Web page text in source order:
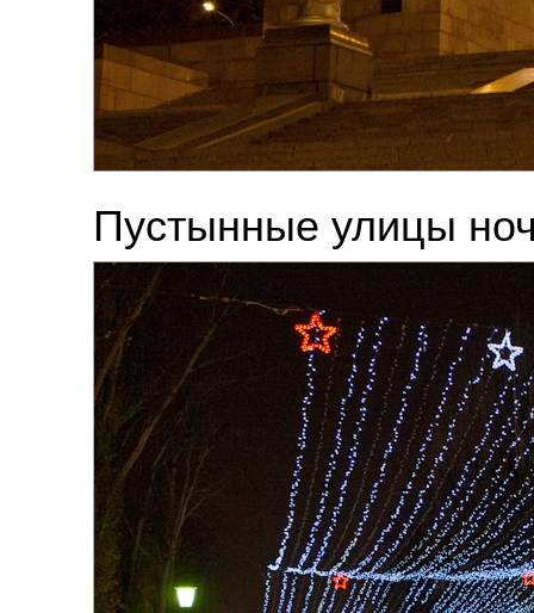
Пустынные улицы